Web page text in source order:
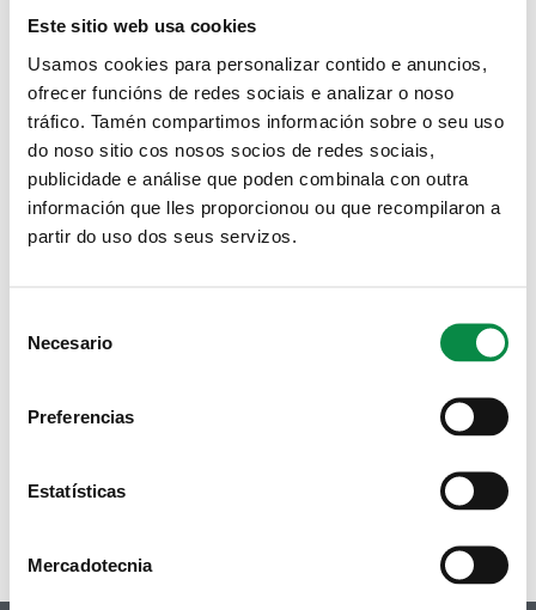
Este sitio web usa cookies
Usamos cookies para personalizar contido e anuncios,
ofrecer funcións de redes sociais e analizar o noso
tráfico. Tamén compartimos información sobre o seu uso
do noso sitio cos nosos socios de redes sociais,
publicidade e análise que poden combinala con outra
información que lles proporcionou ou que recompilaron a
partir do uso dos seus servizos.
Selection
Necesario
Preferencias
Estatísticas
Mercadotecnia
dun/dunha peón/peoa xardineiro/a como
persoal laboral fixo (OEP 2022) do Concello
de Ames
Proceso selectivo para a selección de
dous/dúas peóns/peoas e un/unha capataz
forestal para a brigada de prevención de
lumes forestais do Concello de Ames
Anúlase a realización do exame
servizo de comedores previsto para hoxe
1 2 3 última »